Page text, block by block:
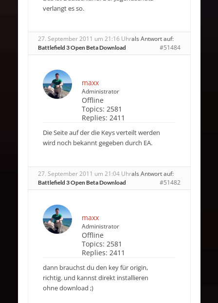
verlangt es so.
27. September 2011 um 21:16 Uhrals Antwort auf:
Battlefield 3 Open Beta Download #51484
maxx
Administrator
Offline
Topics: 2581
Replies: 2411
Die Seite auf der die Keys verteilt werden
wird noch bekannt gegeben durch EA.
27. September 2011 um 21:04 Uhrals Antwort auf:
Battlefield 3 Open Beta Download #51482
maxx
Administrator
Offline
Topics: 2581
Replies: 2411
dann brauchst du den key für origin,
richtig. und kannst direkt installieren
ohne download ;)